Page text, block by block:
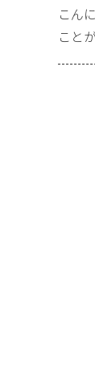
こん
こと